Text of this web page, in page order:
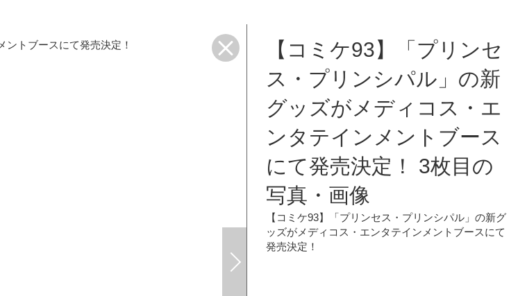
ントブースにて発売決定！
【コミケ93】「プリンセ
ス・プリンシパル」の新
グッズがメディコス・エ
ンタテインメントブース
にて発売決定！ 3枚目の
写真・画像
【コミケ93】「プリンセス・プリンシパル」の新グ
ッズがメディコス・エンタテインメントブースにて
発売決定！